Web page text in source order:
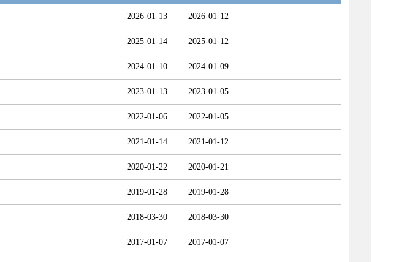
2026-01-13 2026-01-12
2025-01-14 2025-01-12
2024-01-10 2024-01-09
2023-01-13 2023-01-05
2022-01-06 2022-01-05
2021-01-14 2021-01-12
2020-01-22 2020-01-21
2019-01-28 2019-01-28
2018-03-30 2018-03-30
2017-01-07 2017-01-07